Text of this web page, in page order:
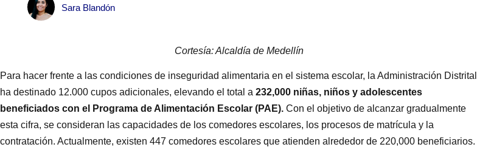
Sara Blandón
Cortesía: Alcaldía de Medellín
Para hacer frente a las condiciones de inseguridad alimentaria en el sistema escolar, la Administración Distrital
ha destinado 12.000 cupos adicionales, elevando el total a 232,000 niñas, niños y adolescentes
beneficiados con el Programa de Alimentación Escolar (PAE). Con el objetivo de alcanzar gradualmente
esta cifra, se consideran las capacidades de los comedores escolares, los procesos de matrícula y la
contratación. Actualmente, existen 447 comedores escolares que atienden alrededor de 220,000 beneficiarios.